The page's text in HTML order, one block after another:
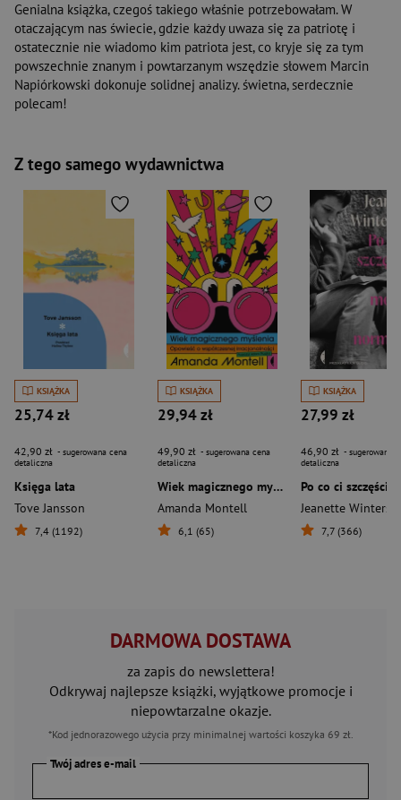
Genialna książka, czegoś takiego właśnie potrzebowałam. W
otaczającym nas świecie, gdzie każdy uwaza się za patriotę i
ostatecznie nie wiadomo kim patriota jest, co kryje się za tym
powszechnie znanym i powtarzanym wszędzie słowem Marcin
Napiórkowski dokonuje solidnej analizy. świetna, serdecznie
polecam!
Z tego samego wydawnictwa
KSIĄŻKA
25,74 zł
42,90 zł - sugerowana cena
detaliczna
Księga lata
Tove Jansson
7,4 (1192)
KSIĄŻKA
29,94 zł
49,90 zł - sugerowana cena
detaliczna
Wiek magicznego myślenia. Opowieść o współczesnej irracjonalności
Amanda Montell
6,1 (65)
KSIĄŻKA
27,99 zł
46,90 zł - sugerowana
detaliczna
Jeanette
7,7 (366)
DARMOWA DOSTAWA
za zapis do newslettera!
Odkrywaj najlepsze książki, wyjątkowe promocje i
niepowtarzalne okazje.
*Kod jednorazowego użycia przy minimalnej wartości koszyka 69 zł.
Twój adres e-mail